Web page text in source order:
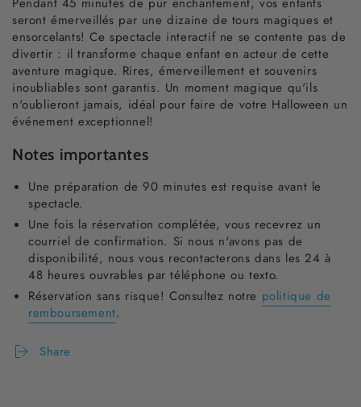
Pendant 45 minutes de pur enchantement, vos enfants
seront émerveillés par une dizaine de tours magiques et
ensorcelants! Ce spectacle interactif ne se contente pas de
divertir : il transforme chaque enfant en acteur de cette
aventure magique. Rires, émerveillement et souvenirs
inoubliables sont garantis. Un moment magique qu'ils
n'oublieront jamais, idéal pour faire de votre Halloween un
événement exceptionnel!
Notes importantes
Une préparation de 90 minutes est requise avant le
spectacle.
Une fois la réservation complétée, vous recevrez un
courriel de confirmation. Si nous n'avons pas de
disponibilité, nous vous recontacterons dans les 24 à
48 heures ouvrables par téléphone ou texto.
Réservation sans risque! Consultez notre politique de
remboursement.
Share